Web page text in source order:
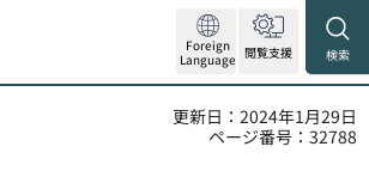
Foreign
Language 閲覧支援 検索
更新日：2024年1月29日
ページ番号：32788